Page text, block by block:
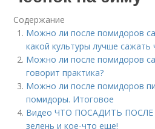
Содержание
Можно ли после помидоров
какой культуры лучше сажать
Можно ли после помидоров
говорит практика?
Можно ли после помидоров
помидоры. Итоговое
Видео ЧТО ПОСАДИТЬ ПОСЛЕ
зелень и кое-что еще!